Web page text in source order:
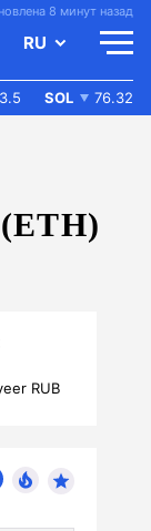
8 минут назад
RU
SOL 76.32
RUB